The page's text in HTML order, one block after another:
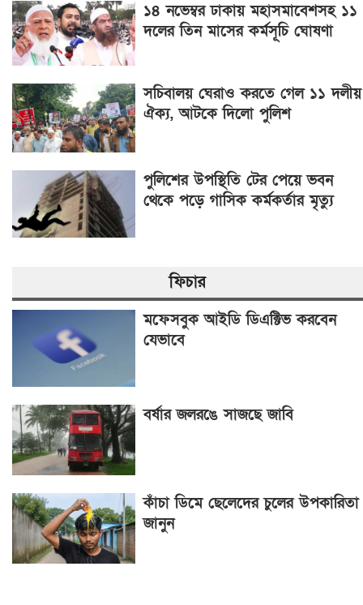
১৪ নভেম্বর ঢাকায় মহাসমাবেশসহ ১১
দলের তিন মাসের কর্মসূচি ঘোষণা
সচিবালয় ঘেরাও করতে গেল ১১ দলীয়
ঐক্য, আটকে দিলো পুলিশ
পুলিশের উপস্থিতি টের পেয়ে ভবন
থেকে পড়ে গাসিক কর্মকর্তার মৃত্যু
ফিচার
মফেসবুক আইডি ডিএক্টিভ করবেন
যেভাবে
বর্ষার জলরঙে সাজছে জাবি
কাঁচা ডিমে ছেলেদের চুলের উপকারিতা
জানুন